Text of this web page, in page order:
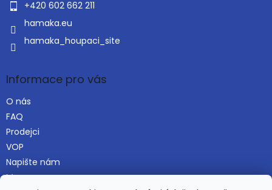
+420 602 662 211
hamaka.eu
hamaka_houpaci_site
Informace pro vás
O nás
FAQ
Prodejci
VOP
Napište nám
Mapa serveru